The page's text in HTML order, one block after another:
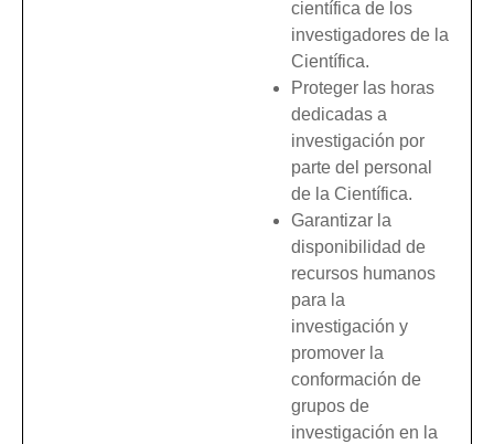
científica de los
investigadores de la
Científica.
Proteger las horas
dedicadas a
investigación por
parte del personal
de la Científica.
Garantizar la
disponibilidad de
recursos humanos
para la
investigación y
promover la
conformación de
grupos de
investigación en la